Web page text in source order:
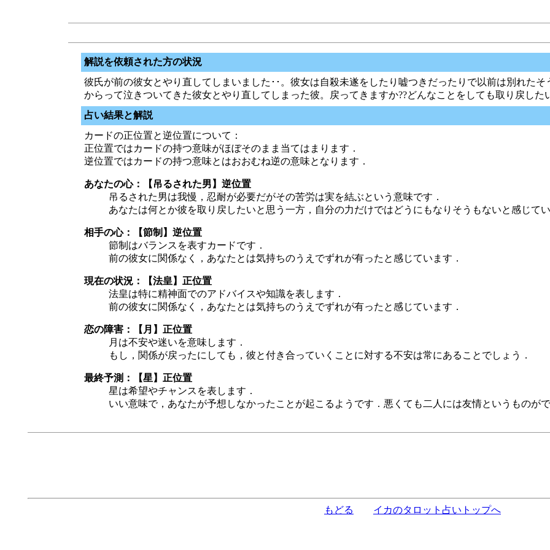
解説を依頼された方の状況
彼氏が前の彼女とやり直してしまいました･･。彼女は自殺未遂をしたり嘘つきだったりで以前は別れたそ
からって泣きついてきた彼女とやり直してしまった彼。戻ってきますか??どんなことをしても取り戻した
占い結果と解説
カードの正位置と逆位置について：
正位置ではカードの持つ意味がほぼそのまま当てはまります．
逆位置ではカードの持つ意味とはおおむね逆の意味となります．
あなたの心：【吊るされた男】逆位置
吊るされた男は我慢，忍耐が必要だがその苦労は実を結ぶという意味です．
あなたは何とか彼を取り戻したいと思う一方，自分の力だけではどうにもなりそうもないと感じてい
相手の心：【節制】逆位置
節制はバランスを表すカードです．
前の彼女に関係なく，あなたとは気持ちのうえでずれが有ったと感じています．
現在の状況：【法皇】正位置
法皇は特に精神面でのアドバイスや知識を表します．
前の彼女に関係なく，あなたとは気持ちのうえでずれが有ったと感じています．
恋の障害：【月】正位置
月は不安や迷いを意味します．
もし，関係が戻ったにしても，彼と付き合っていくことに対する不安は常にあることでしょう．
最終予測：【星】正位置
星は希望やチャンスを表します．
いい意味で，あなたが予想しなかったことが起こるようです．悪くても二人には友情というものが
もどる イカのタロット占いトップへ